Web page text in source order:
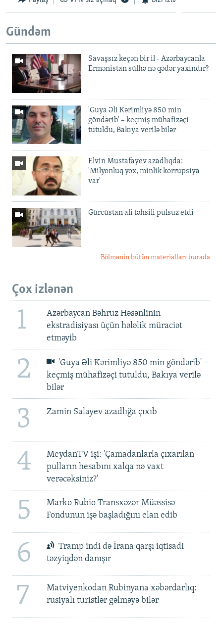
Gündəm
Savaşsız keçən bir il - Azərbaycanla
Ermənistan sülhə nə qədər yaxındır?
'Guya Əli Kərimliyə 850 min
göndərib' – keçmiş mühafizəçi
tutuldu, Bakıya verilə bilər
Elvin Mustafayev azadlıqda:
'Milyonluq yox, minlik korrupsiya
var'
Gürcüstan ali təhsili pulsuz etdi
Bölmənin bütün materialları burada
Çox izlənən
1
Azərbaycan Bəhruz Həsənlinin
ekstradisiyası üçün hələlik müraciət
etməyib
2
'Guya Əli Kərimliyə 850 min göndərib' –
keçmiş mühafizəçi tutuldu, Bakıya verilə
bilər
3 Zamin Salayev azadlığa çıxıb
4
MeydanTV işi: 'Çamadanlarla çıxarılan
pulların hesabını xalqa nə vaxt
verəcəksiniz?'
5
Marko Rubio Transxəzər Müəssisə
Fondunun işə başladığını elan edib
6
Tramp indi də İrana qarşı iqtisadi
təzyiqdən danışır
7
Matviyenkodan Rubinyana xəbərdarlıq:
rusiyalı turistlər gəlməyə bilər